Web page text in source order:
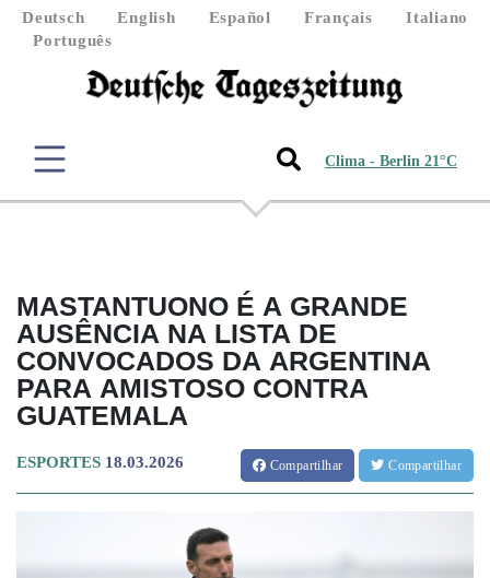
Deutsch English Español Français
Italiano
Português
Clima - Berlin 21°C
MASTANTUONO É A GRANDE
AUSÊNCIA NA LISTA DE
CONVOCADOS DA ARGENTINA
PARA AMISTOSO CONTRA
GUATEMALA
ESPORTES 18.03.2026 Compartilhar Compartilhar